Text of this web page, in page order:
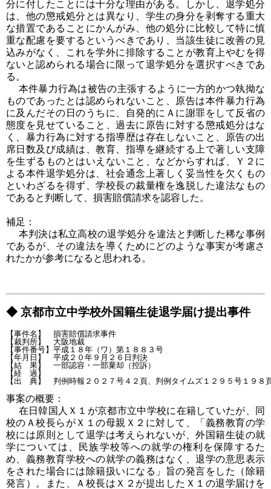
分に付したことには十分な理由がある。しかし、退学処分
は、他の懲戒処分とは異なり、学生の身分を剥奪する重大
な措置であることにかんがみ、他の処分に比較して特に慎
重な配慮を要するというべきであり、当該生徒に改善の見
込みがなく、これを学外に排除することが教育上やむを得
ないと認められる場合に限って退学処分を選択すべきであ
る。
本件暴力行為は被告の主張するように一方的かつ執拗な
ものであったとは認められないこと、原告は本件暴力行為
に及んだその日のうちに、自発的にＡに謝罪をして反省の
態度を見せていること、過去に原告に対する懲戒処分はな
く、暴力行為に対する指導歴は存在しないこと、原告の出
席日数及び成績は、教育、指導を継続する上で著しい支障
を生ずるものとはいえないこと、などからすれば、Ｙ２に
よる本件退学処分は、社会通念上著しく妥当性を欠くもの
といわざるを得ず、学校長の裁量権を逸脱した違法なもの
であると判断して、損害賠償請求を認容した。
補足：
本判決は私立高校の退学処分を違法と判断した稀な事例
であるが、その違法を導くためにどのような事実が考慮さ
れたかが参考になると思われる。
◆ 京都市立中学校外国籍生徒退学届け提出事件
【事件名】　損害賠償請求事件
【裁判所】　大阪地裁
【事件番号】平成１８年（ワ）第１８８３号
【年月日】　平成２０年９月２６日判決
【結　果】　一部認容・一部棄却（控訴）
【経　過】
事案の概要：
在日韓国人Ｘ１が京都市立中学校に在籍していたが、同
校のＡ校長らがＸ１の母親Ｘ２に対して、「義務教育の学
校には原則として退学は考えられないが、外国籍生徒の就
学については、民族学校等への就学の権利を保障するた
め、義務教育学校への就学の義務はなく、退学の意思表示
をされた場合には除籍扱いになる」旨の発言をした（除籍
発言）。また、Ａ校長はＸ２が提出したＸ１の退学届けを